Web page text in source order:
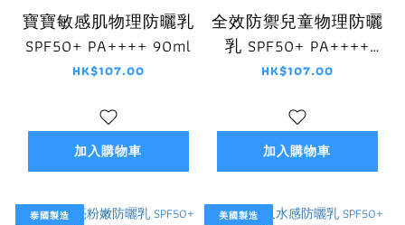
寶寶敏感肌物理防曬乳
SPF50+ PA++++ 90ml
HK$107.00
加入購物車
全效防禦兒童物理防曬
乳 SPF50+ PA++++
90ml
HK$107.00
加入購物車
泰國製造 美國製造